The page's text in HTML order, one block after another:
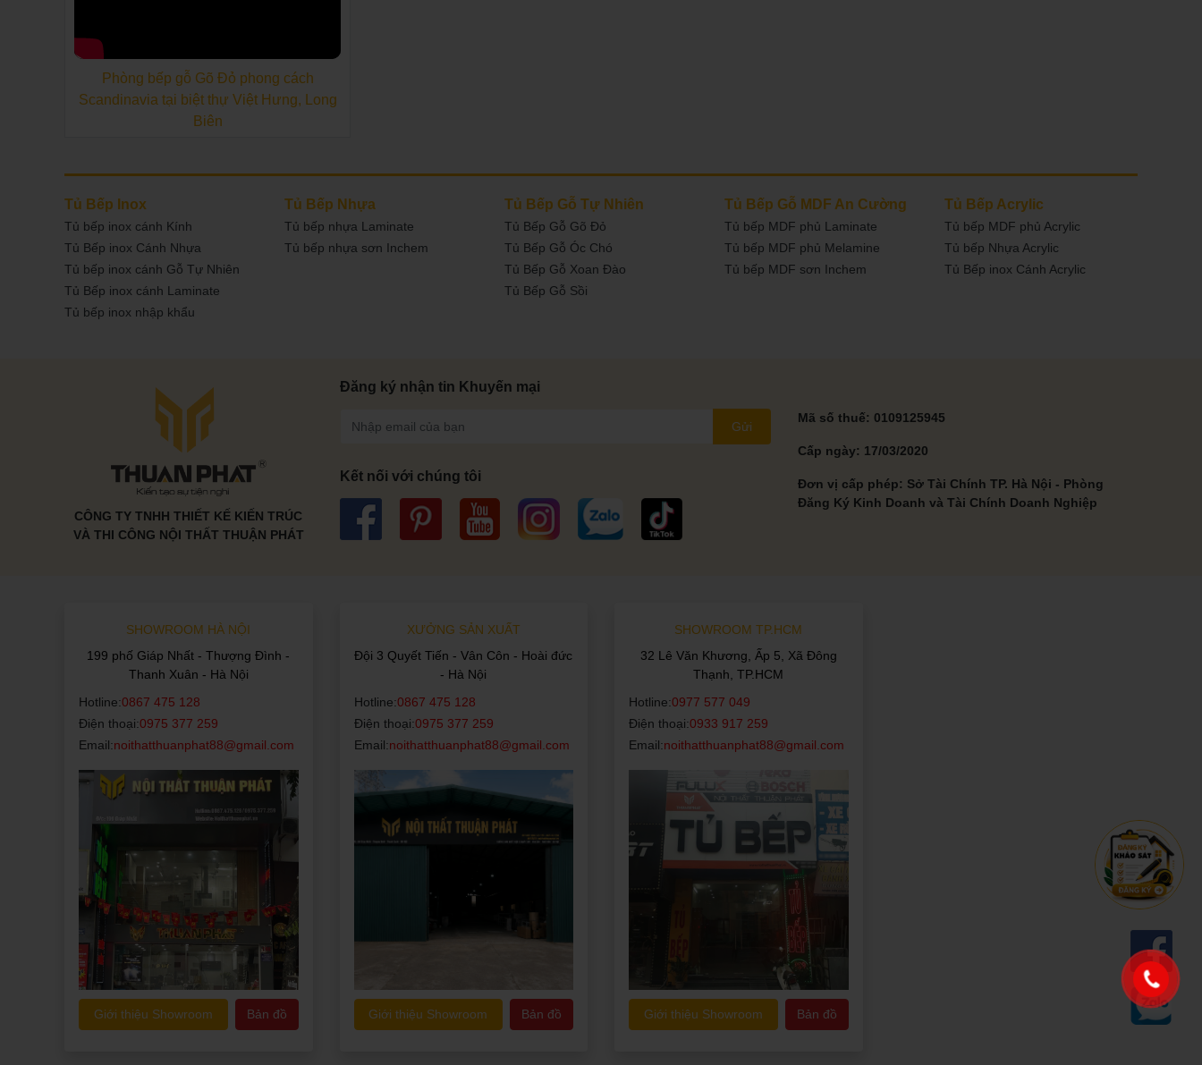
Phòng bếp gỗ Gõ Đỏ phong cách
Scandinavia tại biệt thự Việt Hưng, Long
Biên
Tủ Bếp Inox
Tủ bếp inox cánh Kính
Tủ Bếp inox Cánh Nhựa
Tủ bếp inox cánh Gỗ Tự Nhiên
Tủ Bếp inox cánh Laminate
Tủ bếp inox nhập khẩu
Tủ Bếp Nhựa
Tủ bếp nhựa Laminate
Tủ bếp nhựa sơn Inchem
Tủ Bếp Gỗ Tự Nhiên
Tủ Bếp Gỗ Gõ Đỏ
Tủ Bếp Gỗ Óc Chó
Tủ Bếp Gỗ Xoan Đào
Tủ Bếp Gỗ Sồi
Tủ Bếp Gỗ MDF An Cường
Tủ bếp MDF phủ Laminate
Tủ bếp MDF phủ Melamine
Tủ bếp MDF sơn Inchem
Tủ Bếp Acrylic
Tủ bếp MDF phủ Acrylic
Tủ bếp Nhựa Acrylic
Tủ Bếp inox Cánh Acrylic
CÔNG TY TNHH THIẾT KẾ KIẾN TRÚC
VÀ THI CÔNG NỘI THẤT THUẬN PHÁT
Đăng ký nhận tin Khuyến mại
Gửi
Kết nối với chúng tôi
Mã số thuế: 0109125945
Cấp ngày: 17/03/2020
Đơn vị cấp phép: Sở Tài Chính TP. Hà Nội - Phòng
Đăng Ký Kinh Doanh và Tài Chính Doanh Nghiệp
SHOWROOM HÀ NỘI
199 phố Giáp Nhất - Thượng Đình -
Thanh Xuân - Hà Nội
Hotline:0867 475 128
Điện thoại:0975 377 259
Email:noithatthuanphat88@gmail.com
Giới thiệu Showroom Bản đồ
XƯỞNG SẢN XUẤT
Đội 3 Quyết Tiến - Vân Côn - Hoài đức
- Hà Nội
Hotline:0867 475 128
Điện thoại:0975 377 259
Email:noithatthuanphat88@gmail.com
Giới thiệu Showroom Bản đồ
SHOWROOM TP.HCM
32 Lê Văn Khương, Ấp 5, Xã Đông
Thạnh, TP.HCM
Hotline:0977 577 049
Điện thoại:0933 917 259
Email:noithatthuanphat88@gmail.com
Giới thiệu Showroom Bản đồ